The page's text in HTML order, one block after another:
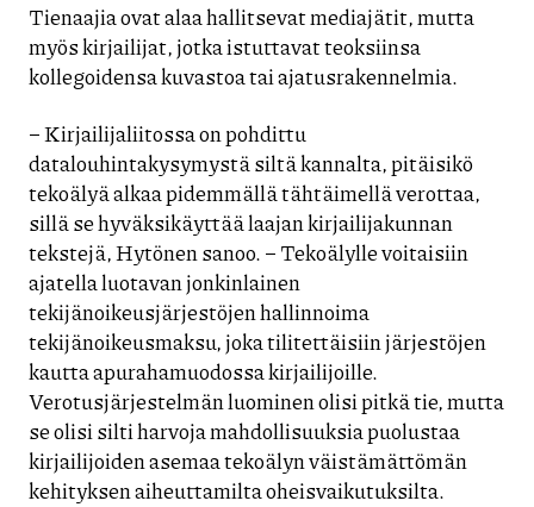
Tienaajia ovat alaa hallitsevat mediajätit, mutta
myös kirjailijat, jotka istuttavat teoksiinsa
kollegoidensa kuvastoa tai ajatusrakennelmia.
– Kirjailijaliitossa on pohdittu
datalouhintakysymystä siltä kannalta, pitäisikö
tekoälyä alkaa pidemmällä tähtäimellä verottaa,
sillä se hyväksikäyttää laajan kirjailijakunnan
tekstejä, Hytönen sanoo. – Tekoälylle voitaisiin
ajatella luotavan jonkinlainen
tekijänoikeusjärjestöjen hallinnoima
tekijänoikeusmaksu, joka tilitettäisiin järjestöjen
kautta apurahamuodossa kirjailijoille.
Verotusjärjestelmän luominen olisi pitkä tie, mutta
se olisi silti harvoja mahdollisuuksia puolustaa
kirjailijoiden asemaa tekoälyn väistämättömän
kehityksen aiheuttamilta oheisvaikutuksilta.